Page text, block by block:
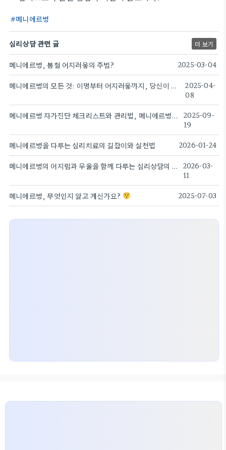
메니에르병
심리상담 관련 글 더 보기
메니에르병, 봄철 어지러움의 주범? 2025-03-04
메니에르병의 모든 것: 이명부터 어지러움까지, 당신이 알아야 할 사실들!
2025-04-
08
메니에르병 자가진단 체크리스트와 관리법, 메니에르병 증상별 대처
2025-09-
19
메니에르병을 다루는 심리치료의 길잡이와 실천법 2026-01-24
메니에르병의 어지럼과 우울을 함께 다루는 심리상담의 길이다
2026-03-
11
메니에르병, 무엇인지 알고 계신가요? 2025-07-03